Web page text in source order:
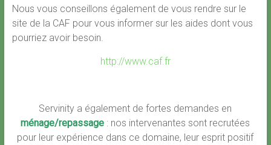
Nous vous conseillons également de vous rendre sur le
site de la CAF pour vous informer sur les aides dont vous
pourriez avoir besoin.
http://www.caf.fr
Servinity a également de fortes demandes en
ménage/repassage : nos intervenantes sont recrutées
pour leur expérience dans ce domaine, leur esprit positif